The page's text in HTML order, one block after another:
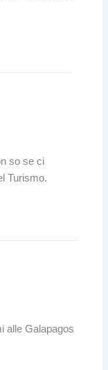
so se ci
Turismo.
alle Galapagos